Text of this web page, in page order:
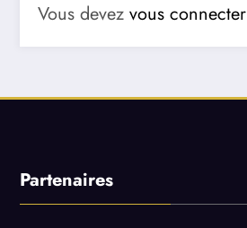
Vous devez vous connecter
Partenaires